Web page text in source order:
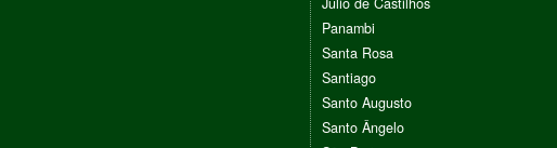
Panambi
Santa Rosa
Santiago
Santo Augusto
Santo Ângelo